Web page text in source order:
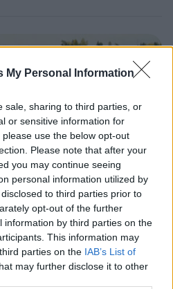
My Personal Information
sale, sharing to third parties, or
or sensitive information for
use the below opt-out
Please note that after your
you may continue seeing
personal information utilized by
to third parties prior to
opt-out of the further
information by third parties on the
This information may
parties on the IAB’s List of
may further disclose it to other
nyt
näyttää